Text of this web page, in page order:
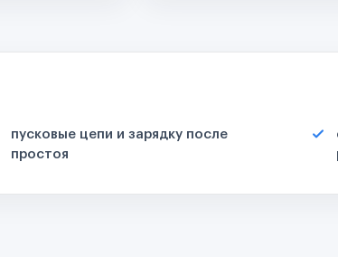
пусковые цепи и зарядку после
простоя